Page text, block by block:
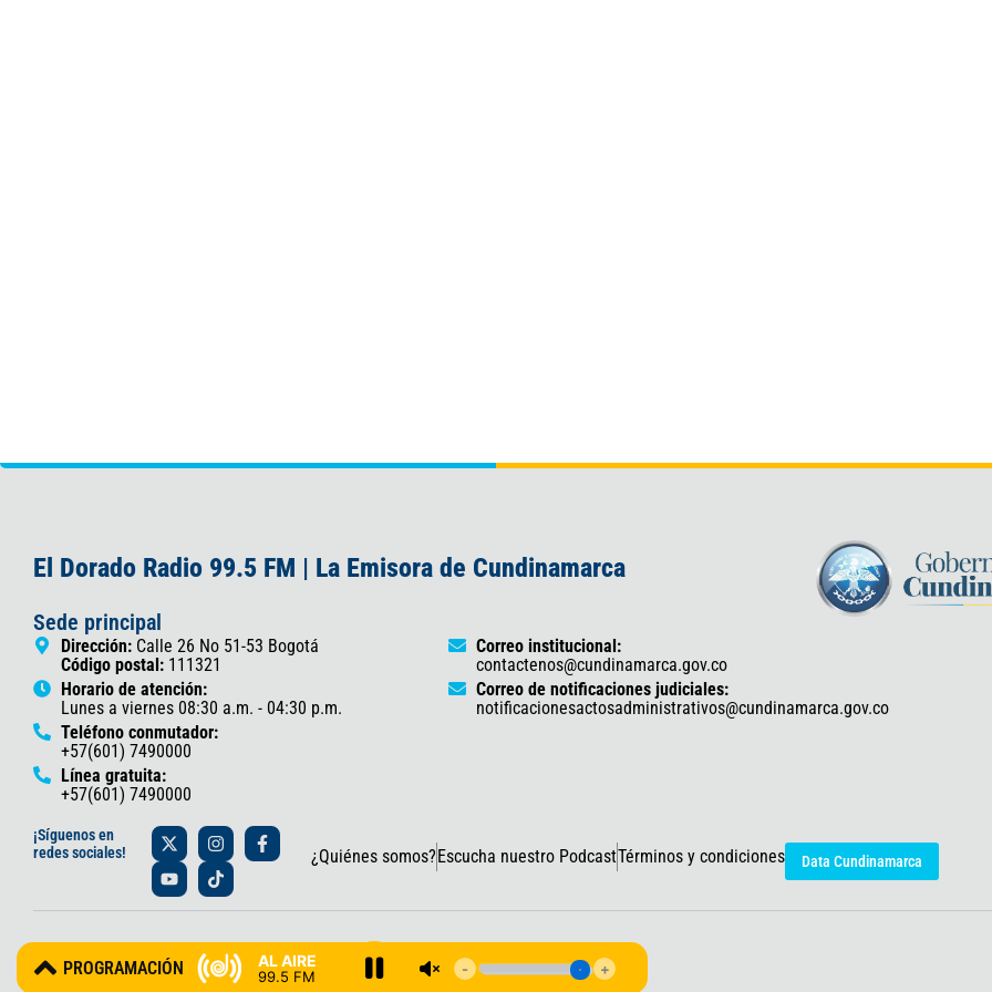
El Dorado Radio 99.5 FM | La Emisora de Cundinamarca
Sede principal
Dirección: Calle 26 No 51-53 Bogotá
Código postal: 111321
Horario de atención:
Lunes a viernes 08:30 a.m. - 04:30 p.m.
Teléfono conmutador:
+57(601) 7490000
Línea gratuita:
+57(601) 7490000
Correo institucional:
contactenos@cundinamarca.gov.co
Correo de notificaciones judiciales:
notificacionesactosadministrativos@cundinamarca.gov.co
AL AIRE
99.5 FM
¡Síguenos en
redes sociales!
X
-
t
w
i
t
e
r
I
n
s
t
a
r
a
m
F
a
c
o
k
-
Y
o
u
t
u
e
T
i
k
t
o
¿Quiénes somos?Escucha nuestro PodcastTérminos y condiciones Data Cundinamarca
© 2025 Gobernación de Cundinamarca – Oficina de Prensa y Comunicaciones
PROGRAMACIÓN